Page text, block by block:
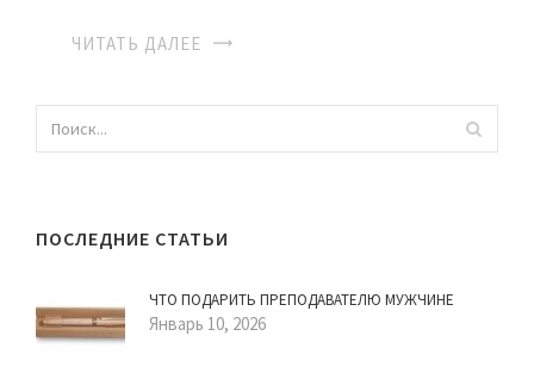
ЧИТАТЬ ДАЛЕЕ
ПОСЛЕДНИЕ СТАТЬИ
ЧТО ПОДАРИТЬ ПРЕПОДАВАТЕЛЮ МУЖЧИНЕ
Январь 10, 2026